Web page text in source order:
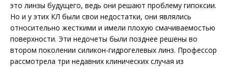
это линзы будущего, ведь они решают проблему гипоксии.
Но и у этих КЛ были свои недостатки, они являлись
относительно жесткими и имели плохую смачиваемостью
поверхности. Эти недочеты были позднее решены во
втором поколении силикон-гидрогелевых линз. Профессор
рассмотрела три недавних клинических случая из